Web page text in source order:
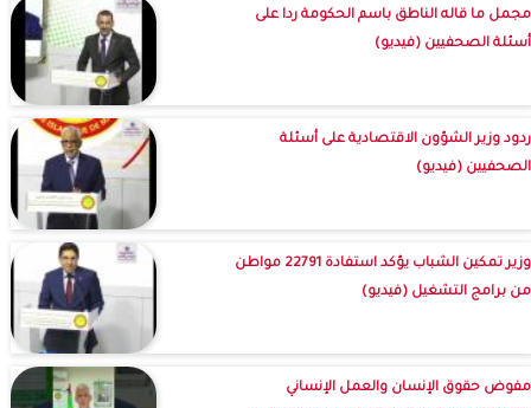
مجمل ما قاله الناطق باسم الحكومة ردا على
أسئلة الصحفيين (فيديو)
ردود وزير الشؤون الاقتصادية على أسئلة
الصحفيين (فيديو)
وزير تمكين الشباب يؤكد استفادة 22791 مواطن
من برامج التشغيل (فيديو)
مفوض حقوق الإنسان والعمل الإنساني